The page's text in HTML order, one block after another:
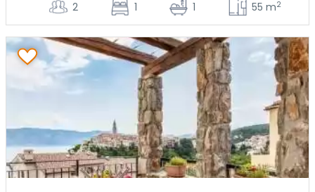
2 1 1 55 m2